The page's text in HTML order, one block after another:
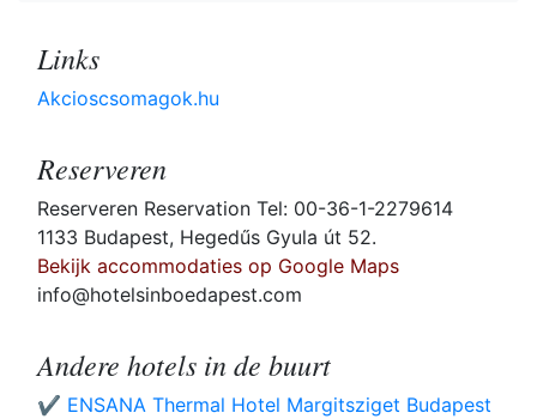
Links
Akcioscsomagok.hu
Reserveren
Reserveren Reservation Tel: 00-36-1-2279614
1133 Budapest, Hegedűs Gyula út 52.
Bekijk accommodaties op Google Maps
info@hotelsinboedapest.com
Andere hotels in de buurt
✔️ ENSANA Thermal Hotel Margitsziget Budapest